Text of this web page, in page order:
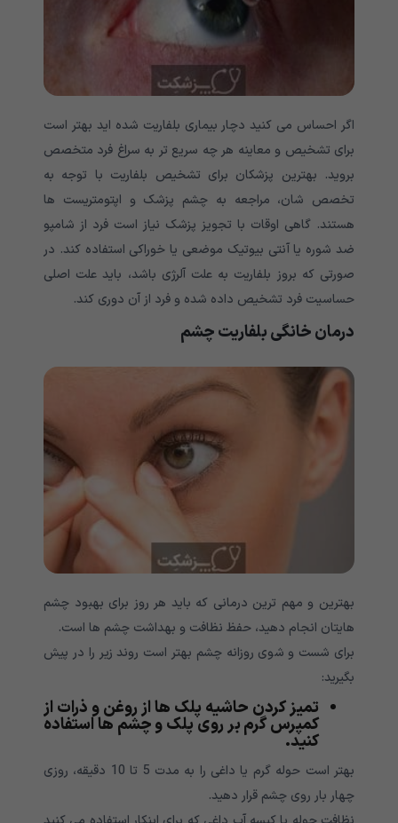
اگر احساس می کنید دچار بیماری بلفاریت شده اید بهتر است
برای تشخیص و معاینه هر چه سریع تر به سراغ فرد متخصص
بروید. بهترین پزشکان برای تشخیص بلفاریت با توجه به
تخصص شان، مراجعه به چشم پزشک و اپتومتریست ها
هستند. گاهی اوقات با تجویز پزشک نیاز است فرد از شامپو
ضد شوره یا آنتی بیوتیک موضعی یا خوراکی استفاده کند. در
صورتی که بروز بلفاریت به علت آلرژی باشد، باید علت اصلی
حساسیت فرد تشخیص داده شده و فرد از آن دوری کند.
درمان خانگی بلفاریت چشم
بهترین و مهم ترین درمانی که باید هر روز برای بهبود چشم
هایتان انجام دهید، حفظ نظافت و بهداشت چشم ها است.
برای شست و شوی روزانه چشم بهتر است روند زیر را در پیش
بگیرید:
تمیز کردن حاشیه پلک ها از روغن و ذرات از
کمپرس گرم بر روی پلک و چشم ها استفاده
کنید.
بهتر است حوله گرم یا داغی را به مدت 5 تا 10 دقیقه، روزی
چهار بار روی چشم قرار دهید.